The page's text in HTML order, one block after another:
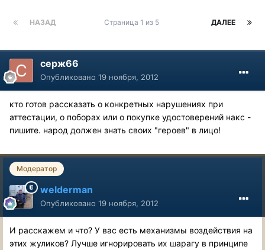
НАЗАД ДАЛЕЕ
Страница 1 из 5
серж66
Опубликовано 19 ноября, 2012
кто готов рассказать о конкретных нарушениях при
аттестации, о поборах или о покупке удостоверений накс -
пишите. народ должен знать своих "героев" в лицо!
Модератор
welderman
Опубликовано 19 ноября, 2012
И расскажем и что? У вас есть механизмы воздействия на
этих жуликов? Лучше игнорировать их шарагу в принципе